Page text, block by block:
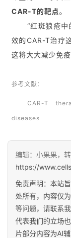
CAR-T的靶点。
“红斑狼疮
效的CAR-T治疗
这将大大减少免
参考文献：
CAR-T
diseases
编辑：小果果，
https://
免责声明：本站
处所有，内容仅
等问题，请联系
代表我们的立场
片部分内容为AI